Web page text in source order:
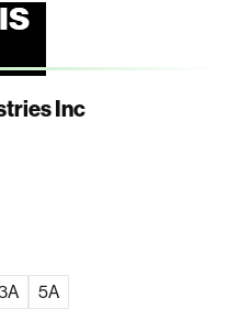
Inc
5A